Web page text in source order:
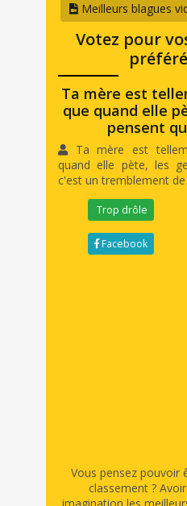
Meilleurs blagues
Votez pour
Ta mère est
que quand elle
pensent
Ta mère est
quand elle pète, les
c'est un tremblement
Trop drôle
Facebook
Vous pensez pouvoir
classement ?